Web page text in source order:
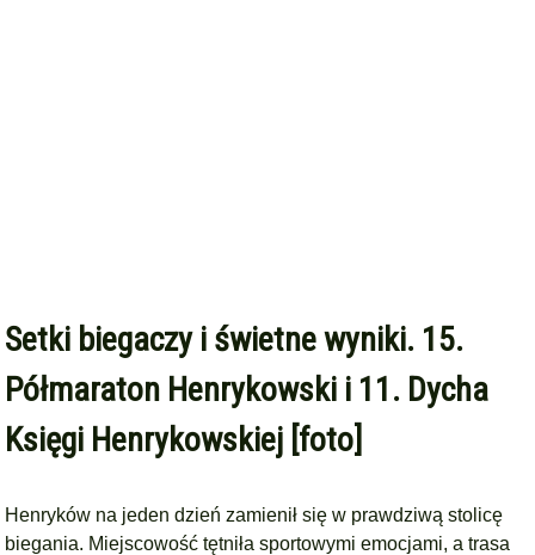
Setki biegaczy i świetne wyniki. 15.
Półmaraton Henrykowski i 11. Dycha
Księgi Henrykowskiej [foto]
Henryków na jeden dzień zamienił się w prawdziwą stolicę
biegania. Miejscowość tętniła sportowymi emocjami, a trasa